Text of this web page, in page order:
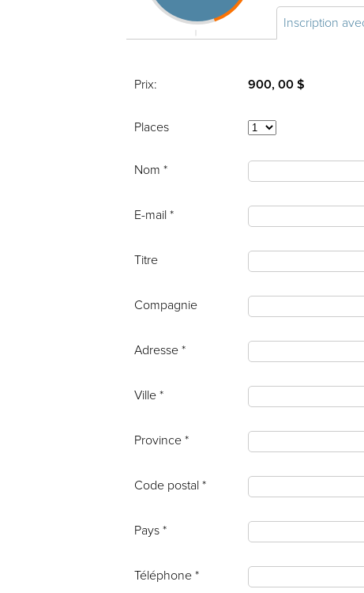
Inscription
Prix: 900, 00 $
Places
Nom *
E-mail *
Titre
Compagnie
Adresse *
Ville *
Province *
Code postal *
Pays *
Téléphone *